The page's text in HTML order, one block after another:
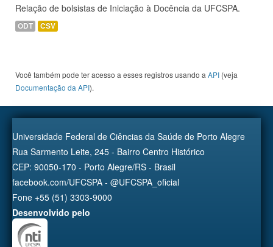
Relação de bolsistas de Iniciação à Docência da UFCSPA.
ODT CSV
Você também pode ter acesso a esses registros usando a API (veja
Documentação da API).
Universidade Federal de Ciências da Saúde de Porto Alegre
Rua Sarmento Leite, 245 - Bairro Centro Histórico
CEP: 90050-170 - Porto Alegre/RS - Brasil
facebook.com/UFCSPA - @UFCSPA_oficial
Fone +55 (51) 3303-9000
Desenvolvido pelo